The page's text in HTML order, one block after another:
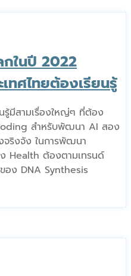
ในปี 2022
ทศไทยต้องเรียนรู้
รู้มีสามเรื่องใหญ่ๆ ที่ต้อง
สำหรับพัฒนา AI สอง
ริงจัง ในการพัฒนา
Health ต้องตามเทรนด์
อง DNA Synthesis